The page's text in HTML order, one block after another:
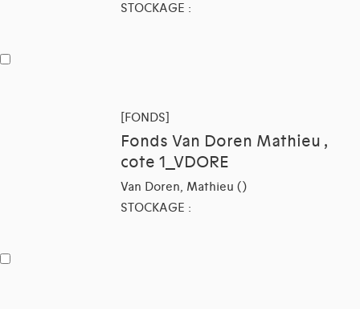
STOCKAGE :
[FONDS]
Fonds Van Doren Mathieu ,
cote 1_VDORE
Van Doren, Mathieu ()
STOCKAGE :